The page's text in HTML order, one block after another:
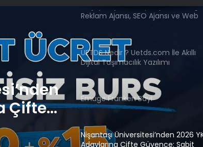
Çifte
ve
Serjoy : Dijital Medya Ajansı,
Reklam Ajansı, SEO Ajansı ve Web
UETDS Nedir ? Uetds.com İle Akıllı
Dijital Taşımacılık Yazılımı
Emuge Franken Bayi
Nişantaşı Üniversitesi’nden 2026
Adaylarına Çifte Güvence: Sabit